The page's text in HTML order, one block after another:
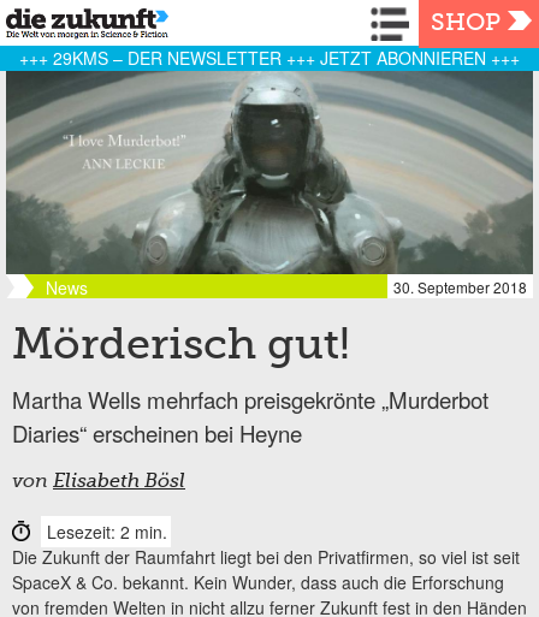
Navigation
SHOP
+++ 29KMS – DER NEWSLETTER +++ JETZT ABONNIEREN +++
News 30. September 2018
Mörderisch gut!
Martha Wells mehrfach preisgekrönte „Murderbot
Diaries“ erscheinen bei Heyne
von Elisabeth Bösl
Lesezeit: 2 min.
Die Zukunft der Raumfahrt liegt bei den Privatfirmen, so viel ist seit
SpaceX & Co. bekannt. Kein Wunder, dass auch die Erforschung
von fremden Welten in nicht allzu ferner Zukunft fest in den Händen